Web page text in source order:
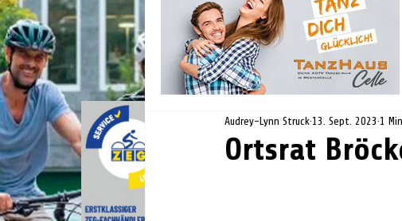
Ortsrat
Audrey-Lynn Struck 13. Sept. 2023 1